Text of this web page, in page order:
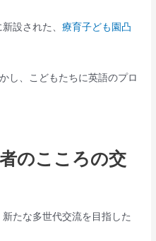
新設された、療育子ども園凸
し、こどもたちに英語のプロ
のこころの交
たな多世代交流を目指した